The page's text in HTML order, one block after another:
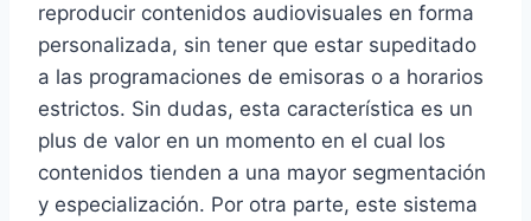
reproducir contenidos audiovisuales en forma
personalizada, sin tener que estar supeditado
a las programaciones de emisoras o a horarios
estrictos. Sin dudas, esta característica es un
plus de valor en un momento en el cual los
contenidos tienden a una mayor segmentación
y especialización. Por otra parte, este sistema